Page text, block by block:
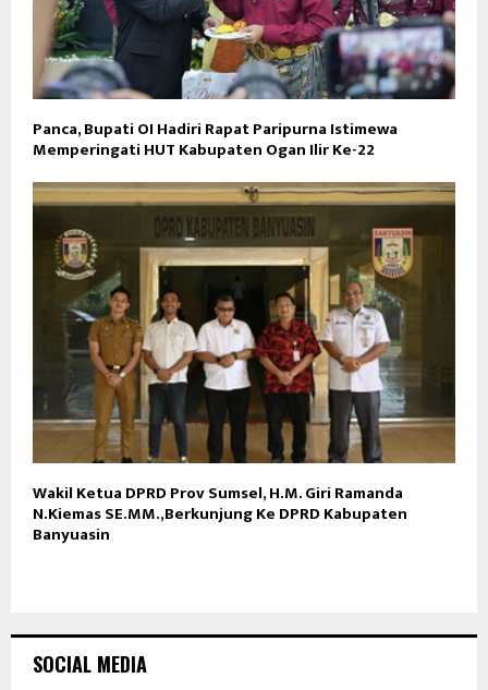
Panca, Bupati OI Hadiri Rapat Paripurna Istimewa
Memperingati HUT Kabupaten Ogan Ilir Ke-22
Wakil Ketua DPRD Prov Sumsel, H.M. Giri Ramanda
N.Kiemas SE.MM.,Berkunjung Ke DPRD Kabupaten
Banyuasin
SOCIAL MEDIA